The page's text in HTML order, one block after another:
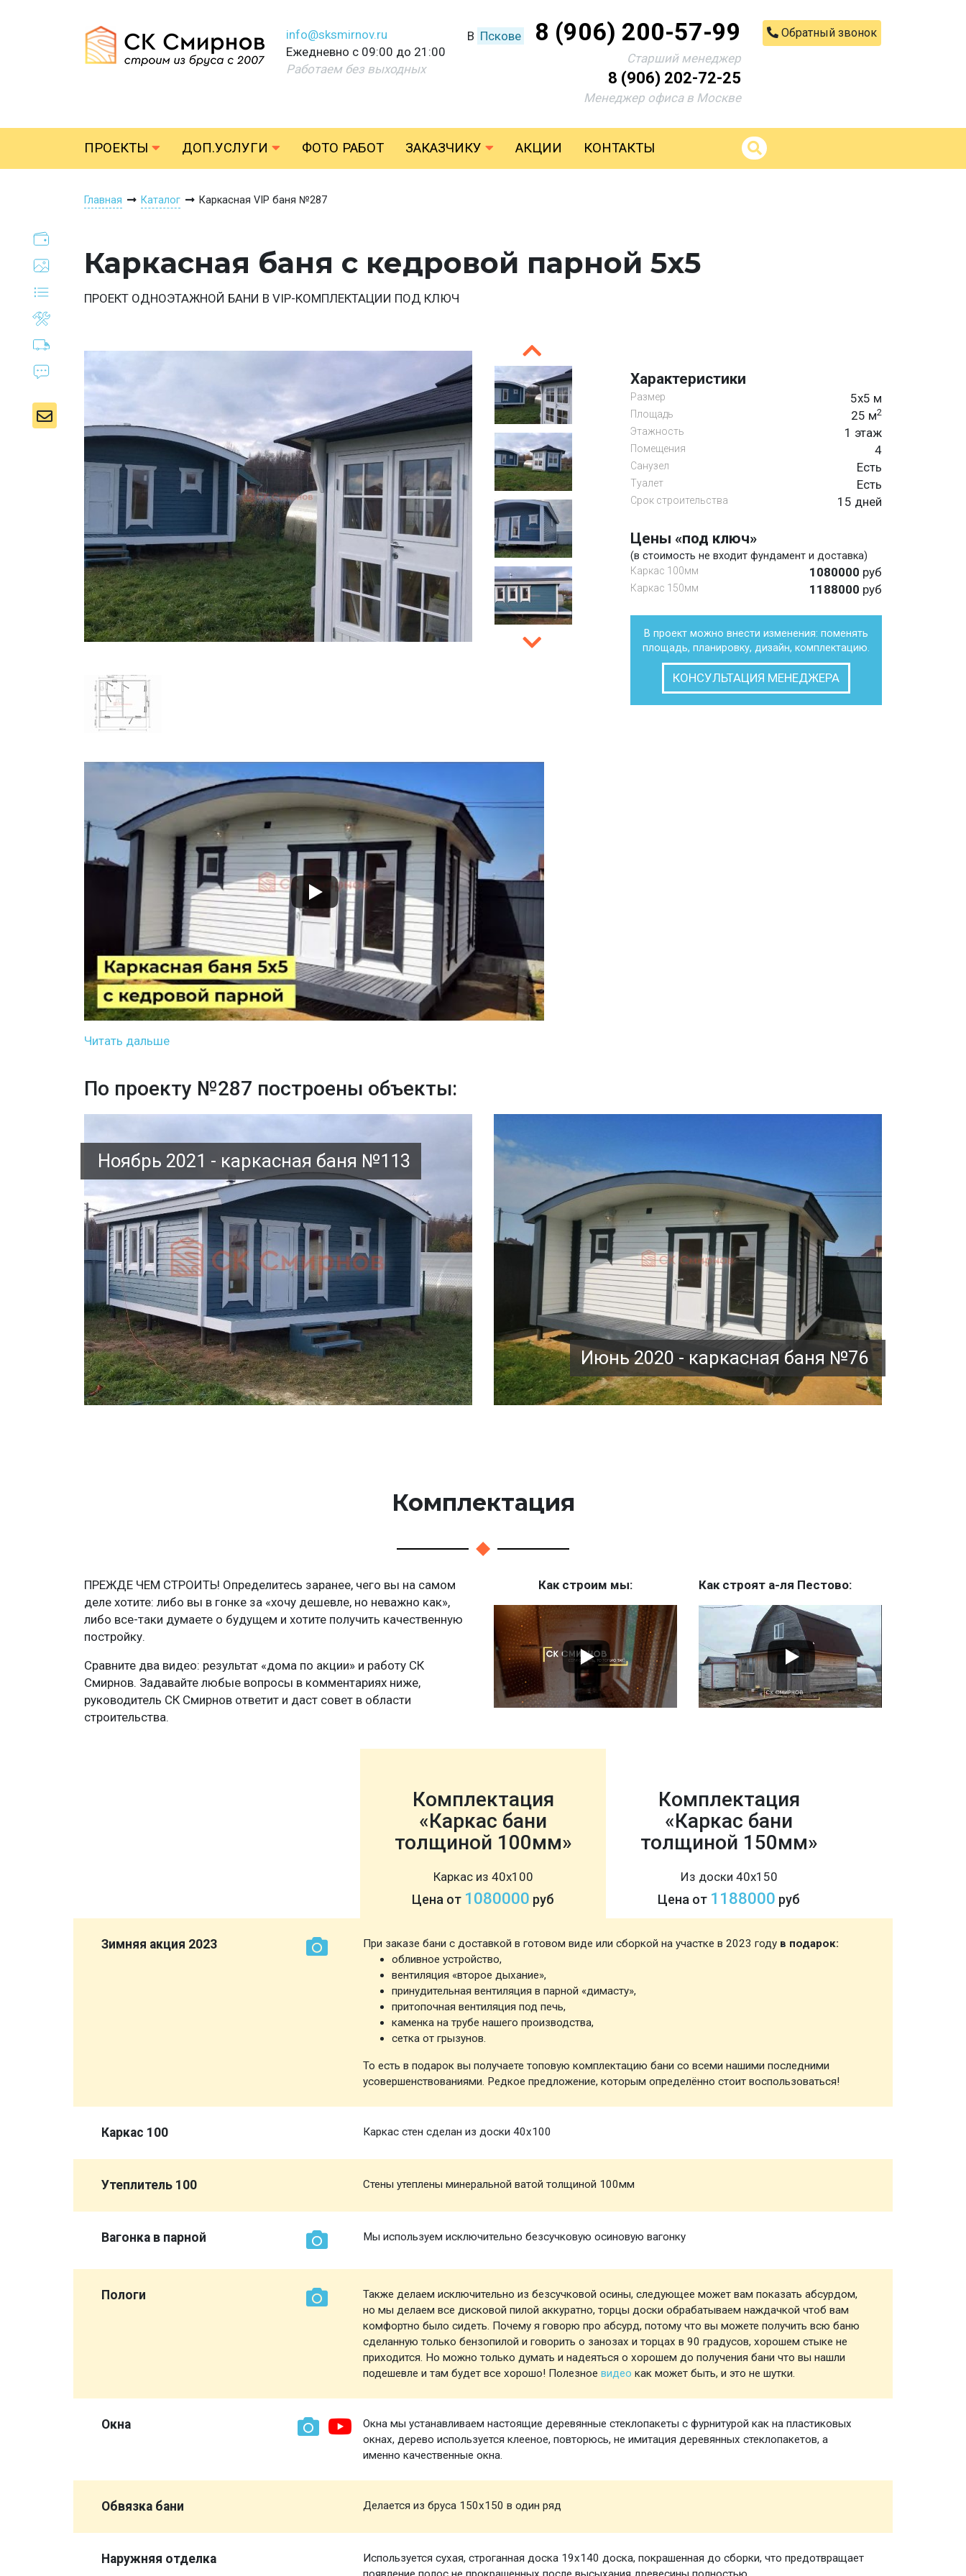
info@sksmirnov.ru
Ежедневно с 09:00 до 21:00
Работаем без выходных
В Пскове 8 (906) 200-57-99
Старший менеджер
8 (906) 202-72-25
Менеджер офиса в Москве
Обратный звонок
ПРОЕКТЫ ДОП.УСЛУГИ ФОТО РАБОТ ЗАКАЗЧИКУ АКЦИИ КОНТАКТЫ
Главная Каталог Каркасная VIP баня №287
Каркасная баня с кедровой парной 5х5
ПРОЕКТ ОДНОЭТАЖНОЙ БАНИ В VIP-КОМПЛЕКТАЦИИ ПОД КЛЮЧ
Читать дальше
Характеристики
Размер 5х5 м
Площадь 25 м2
Этажность 1 этаж
Помещения 4
Санузел Есть
Туалет Есть
Срок строительства 15 дней
Цены «под ключ»
(в стоимость не входит фундамент и доставка)
Каркас 100мм 1080000 руб
Каркас 150мм 1188000 руб
В проект можно внести изменения: поменять
площадь, планировку, дизайн, комплектацию.
КОНСУЛЬТАЦИЯ МЕНЕДЖЕРА
По проекту №287 построены объекты:
Ноябрь 2021 - каркасная баня №113
Июнь 2020 - каркасная баня №76
Комплектация
ПРЕЖДЕ ЧЕМ СТРОИТЬ! Определитесь заранее, чего вы на самом
деле хотите: либо вы в гонке за «хочу дешевле, но неважно как»,
либо все-таки думаете о будущем и хотите получить качественную
постройку.
Сравните два видео: результат «дома по акции» и работу СК
Смирнов. Задавайте любые вопросы в комментариях ниже,
руководитель СК Смирнов ответит и даст совет в области
строительства.
Как строим мы: Как строят а-ля Пестово:
Комплектация
«Каркас бани
толщиной 100мм»
Каркас из 40х100
Цена от 1080000 руб
Комплектация
«Каркас бани
толщиной 150мм»
Из доски 40х150
Цена от 1188000 руб
Зимняя акция 2023 При заказе бани с доставкой в готовом виде или сборкой на участке в 2023 году в подарок:
обливное устройство,
вентиляция «второе дыхание»,
принудительная вентиляция в парной «димасту»,
притопочная вентиляция под печь,
каменка на трубе нашего производства,
сетка от грызунов.
То есть в подарок вы получаете топовую комплектацию бани со всеми нашими последними
усовершенствованиями. Редкое предложение, которым определённо стоит воспользоваться!
Каркас 100 Каркас стен сделан из доски 40х100
Утеплитель 100 Стены утеплены минеральной ватой толщиной 100мм
Вагонка в парной Мы используем исключительно безсучковую осиновую вагонку
Пологи
Также делаем исключительно из безсучковой осины, следующее может вам показать абсурдом,
но мы делаем все дисковой пилой аккуратно, торцы доски обрабатываем наждачкой чтоб вам
комфортно было сидеть. Почему я говорю про абсурд, потому что вы можете получить всю баню
сделанную только бензопилой и говорить о занозах и торцах в 90 градусов, хорошем стыке не
приходится. Но можно только думать и надеяться о хорошем до получения бани что вы нашли
подешевле и там будет все хорошо! Полезное видео как может быть, и это не шутки.
Окна
Окна мы устанавливаем настоящие деревянные стеклопакеты с фурнитурой как на пластиковых
окнах, дерево используется клееное, повторюсь, не имитация деревянных стеклопакетов, а
именно качественные окна.
Обвязка бани Делается из бруса 150х150 в один ряд
Наружняя отделка
Используется сухая, строганная доска 19х140 доска, покрашенная до сборки, что предотвращает